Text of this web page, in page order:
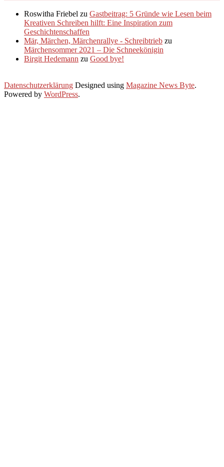
Roswitha Friebel zu Gastbeitrag: 5 Gründe wie Lesen beim
Kreativen Schreiben hilft: Eine Inspiration zum
Geschichtenschaffen
Mär, Märchen, Märchenrallye - Schreibtrieb zu
Märchensommer 2021 – Die Schneekönigin
Birgit Hedemann zu Good bye!
Datenschutzerklärung Designed using Magazine News Byte.
Powered by WordPress.